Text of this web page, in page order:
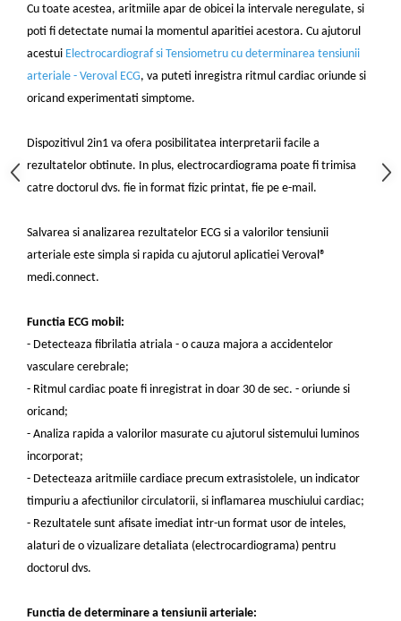
Cu toate acestea, aritmiile apar de obicei la intervale neregulate, si
poti fi detectate numai la momentul aparitiei acestora. Cu ajutorul
acestui Electrocardiograf si Tensiometru cu determinarea tensiunii
arteriale - Veroval ECG, va puteti inregistra ritmul cardiac oriunde si
oricand experimentati simptome.
Dispozitivul 2in1 va ofera posibilitatea interpretarii facile a
rezultatelor obtinute. In plus, electrocardiograma poate fi trimisa
catre doctorul dvs. fie in format fizic printat, fie pe e-mail.
Salvarea si analizarea rezultatelor ECG si a valorilor tensiunii
arteriale este simpla si rapida cu ajutorul aplicatiei Veroval®
medi.connect.
Functia ECG mobil:
- Detecteaza fibrilatia atriala - o cauza majora a accidentelor
vasculare cerebrale;
- Ritmul cardiac poate fi inregistrat in doar 30 de sec. - oriunde si
oricand;
- Analiza rapida a valorilor masurate cu ajutorul sistemului luminos
incorporat;
- Detecteaza aritmiile cardiace precum extrasistolele, un indicator
timpuriu a afectiunilor circulatorii, si inflamarea muschiului cardiac;
- Rezultatele sunt afisate imediat intr-un format usor de inteles,
alaturi de o vizualizare detaliata (electrocardiograma) pentru
doctorul dvs.
Functia de determinare a tensiunii arteriale: